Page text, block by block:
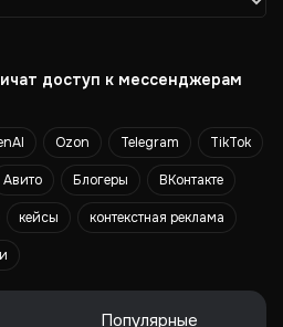
доступ к мессенджерам
Ozon Telegram TikTok
Авито Блогеры ВКонтакте
кейсы контекстная реклама
Популярные